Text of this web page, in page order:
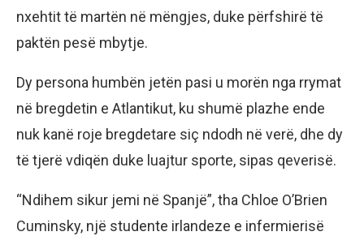
nxehtit të martën në mëngjes, duke përfshirë të
paktën pesë mbytje.
Dy persona humbën jetën pasi u morën nga rrymat
në bregdetin e Atlantikut, ku shumë plazhe ende
nuk kanë roje bregdetare siç ndodh në verë, dhe dy
të tjerë vdiqën duke luajtur sporte, sipas qeverisë.
“Ndihem sikur jemi në Spanjë”, tha Chloe O’Brien
Cuminsky, një studente irlandeze e infermierisë